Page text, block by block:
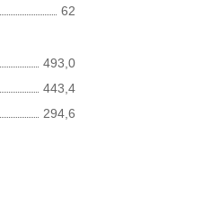
62
493,0
443,4
294,6